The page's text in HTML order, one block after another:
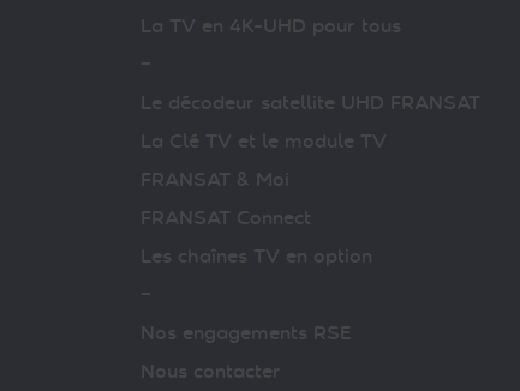
La TV en 4K-UHD pour tous
–
Le décodeur satellite UHD FRANSAT
La Clé TV et le module TV
FRANSAT & Moi
FRANSAT Connect
Les chaînes TV en option
–
Nos engagements RSE
Nous contacter